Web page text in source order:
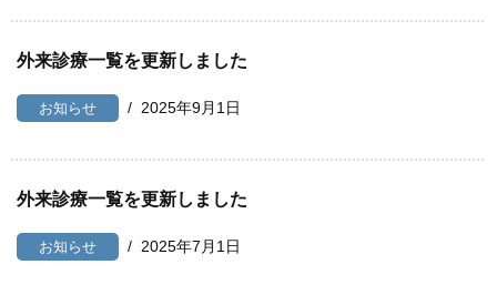
外来診療一覧を更新しました
お知らせ 2025年9月1日
外来診療一覧を更新しました
お知らせ 2025年7月1日